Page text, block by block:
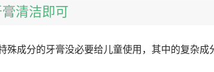
清洁即可
殊成分的牙膏没必要给儿童使用，其中的复杂成